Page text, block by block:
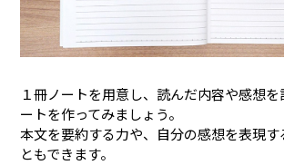
１冊ノートを用意し、読んだ内容や感想を
ートを作ってみましょう。
本文を要約する力や、自分の感想を表現す
ともできます。